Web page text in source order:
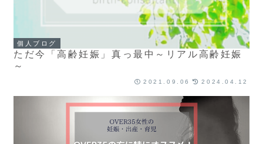
個人ブログ
ただ今「高齢妊娠」真っ最中～リアル高齢妊娠
～
2021.09.06 2024.04.12